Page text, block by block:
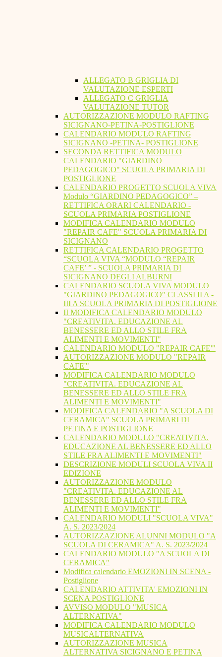
ALLEGATO B GRIGLIA DI
VALUTAZIONE ESPERTI
ALLEGATO C GRIGLIA
VALUTAZIONE TUTOR
AUTORIZZAZIONE MODULO RAFTING
SICIGNANO-PETINA-POSTIGLIONE
CALENDARIO MODULO RAFTING
SICIGNANO -PETINA- POSTIGLIONE
SECONDA RETTIFICA MODULO
CALENDARIO "GIARDINO
PEDAGOGICO" SCUOLA PRIMARIA DI
POSTIGLIONE
CALENDARIO PROGETTO SCUOLA VIVA
Modulo “GIARDINO PEDAGOGICO” –
RETTIFICA ORARI CALENDARIO -
SCUOLA PRIMARIA POSTIGLIONE
MODIFICA CALENDARIO MODULO
"REPAIR CAFE" SCUOLA PRIMARIA DI
SICIGNANO
RETTIFICA CALENDARIO PROGETTO
“SCUOLA VIVA “MODULO “REPAIR
CAFE’ ” - SCUOLA PRIMARIA DI
SICIGNANO DEGLI ALBURNI
CALENDARIO SCUOLA VIVA MODULO
"GIARDINO PEDAGOGICO" CLASSI II A -
III A SCUOLA PRIMARIA DI POSTIGLIONE
II MODIFICA CALENDARIO MODULO
"CREATIVITA. EDUCAZIONE AL
BENESSERE ED ALLO STILE FRA
ALIMENTI E MOVIMENTI"
CALENDARIO MODULO "REPAIR CAFE'"
AUTORIZZAZIONE MODULO "REPAIR
CAFE'"
MODIFICA CALENDARIO MODULO
"CREATIVITA. EDUCAZIONE AL
BENESSERE ED ALLO STILE FRA
ALIMENTI E MOVIMENTI"
MODIFICA CALENDARIO "A SCUOLA DI
CERAMICA" SCUOLA PRIMARI DI
PETINA E POSTIGLIONE
CALENDARIO MODULO "CREATIVITA.
EDUCAZIONE AL BENESSERE ED ALLO
STILE FRA ALIMENTI E MOVIMENTI"
DESCRIZIONE MODULI SCUOLA VIVA II
EDIZIONE
AUTORIZZAZIONE MODULO
"CREATIVITA. EDUCAZIONE AL
BENESSERE ED ALLO STILE FRA
ALIMENTI E MOVIMENTI"
CALENDARIO MODULI "SCUOLA VIVA"
A. S. 2023/2024
AUTORIZZAZIONE ALUNNI MODULO "A
SCUOLA DI CERAMICA" A. S. 2023/2024
CALENDARIO MODULO "A SCUOLA DI
CERAMICA"
Modifica calendario EMOZIONI IN SCENA -
Postiglione
CALENDARIO ATTIVITA' EMOZIONI IN
SCENA POSTIGLIONE
AVVISO MODULO "MUSICA
ALTERNATIVA"
MODIFICA CALENDARIO MODULO
MUSICALTERNATIVA
AUTORIZZAZIONE MUSICA
ALTERNATIVA SICIGNANO E PETINA